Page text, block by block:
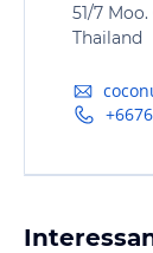
51/7
Thailand